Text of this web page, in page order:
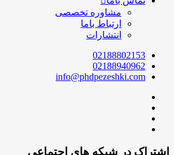
مشاوره تخصصی
ارتباط باما
انتشارات
02188802153
02188940962
info@phdpezeshki.com
اشتراک در شبکه های اجتماعی